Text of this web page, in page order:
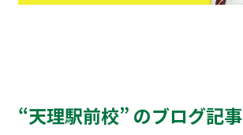
“天理駅前校” のブログ記事